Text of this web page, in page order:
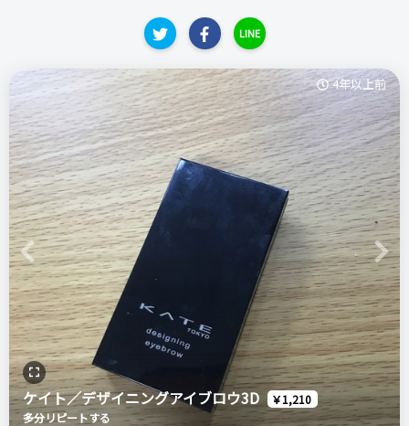
LINE
Previous Next
4年以上前
ケイト／デザイニングアイブロウ3D
￥1,210
多分リピートする